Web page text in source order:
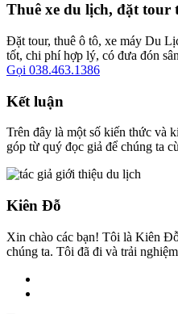
Thuê xe du lịch, đặt tour
Đặt tour, thuê ô tô, xe máy Du
tốt, chi phí hợp lý, có đưa đón
Gọi 038.463.1386
Kết luận
Trên đây là một số kiến thức và
góp từ quý đọc giả để chúng ta
Kiên Đỗ
Xin chào các bạn! Tôi là Kiên
chúng ta. Tôi đã đi và trải